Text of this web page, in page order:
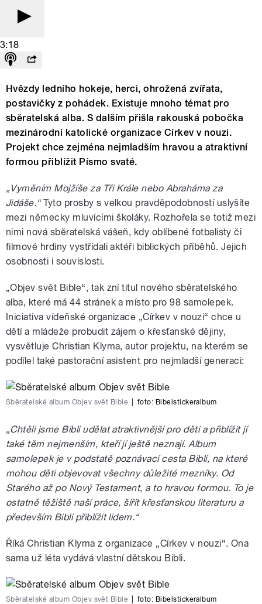
3:18
Hvězdy ledního hokeje, herci, ohrožená zvířata,
postavičky z pohádek. Existuje mnoho témat pro
sběratelská alba. S dalším přišla rakouská pobočka
mezinárodní katolické organizace Církev v nouzi.
Projekt chce zejména nejmladším hravou a atraktivní
formou přiblížit Písmo svaté.
„Vyměním Mojžíše za Tři Krále nebo Abraháma za
Jidáše.“Tyto prosby s velkou pravděpodobností uslyšíte
mezi německy mluvícími školáky. Rozhořela se totiž mezi
nimi nová sběratelská vášeň, kdy oblíbené fotbalisty či
filmové hrdiny vystřídali aktéři biblických příběhů. Jejich
osobnosti i souvislosti.
„Objev svět Bible“, tak zní titul nového sběratelského
alba, které má 44 stránek a místo pro 98 samolepek.
Iniciativa vídeňské organizace „Církev v nouzi“ chce u
dětí a mládeže probudit zájem o křesťanské dějiny,
vysvětluje Christian Klyma, autor projektu, na kterém se
podílel také pastorační asistent pro nejmladší generaci:
Sběratelské album Objev svět Bible foto: Bibelstickeralbum
„Chtěli jsme Bibli udělat atraktivnější pro děti a přiblížit jí
také těm nejmenším, kteří jí ještě neznají. Album
samolepek je v podstatě poznávací cesta Biblí, na které
mohou děti objevovat všechny důležité mezníky. Od
Starého až po Nový Testament, a to hravou formou. To je
ostatně těžiště naší práce, šířit křesťanskou literaturu a
především Bibli přiblížit lidem.“
Říká Christian Klyma z organizace „Církev v nouzi“. Ona
sama už léta vydává vlastní dětskou Bibli.
Sběratelské album Objev svět Bible foto: Bibelstickeralbum